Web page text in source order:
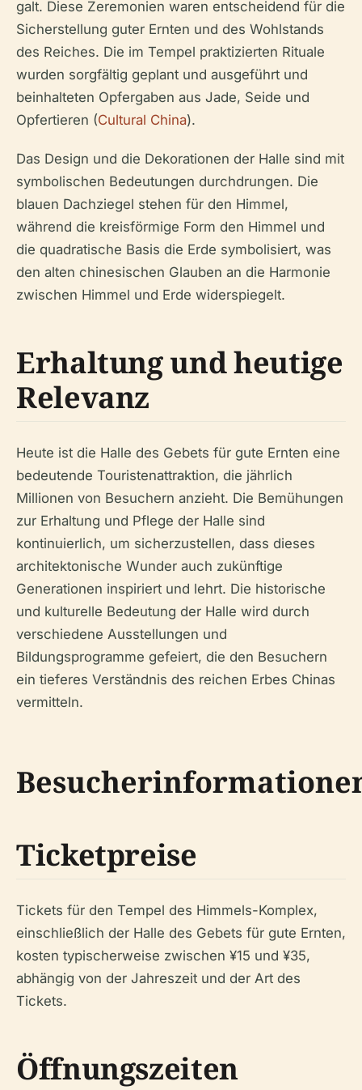
galt. Diese Zeremonien waren entscheidend für die
Sicherstellung guter Ernten und des Wohlstands
des Reiches. Die im Tempel praktizierten Rituale
wurden sorgfältig geplant und ausgeführt und
beinhalteten Opfergaben aus Jade, Seide und
Opfertieren (Cultural China).
Das Design und die Dekorationen der Halle sind mit
symbolischen Bedeutungen durchdrungen. Die
blauen Dachziegel stehen für den Himmel,
während die kreisförmige Form den Himmel und
die quadratische Basis die Erde symbolisiert, was
den alten chinesischen Glauben an die Harmonie
zwischen Himmel und Erde widerspiegelt.
Erhaltung und heutige
Relevanz
Heute ist die Halle des Gebets für gute Ernten eine
bedeutende Touristenattraktion, die jährlich
Millionen von Besuchern anzieht. Die Bemühungen
zur Erhaltung und Pflege der Halle sind
kontinuierlich, um sicherzustellen, dass dieses
architektonische Wunder auch zukünftige
Generationen inspiriert und lehrt. Die historische
und kulturelle Bedeutung der Halle wird durch
verschiedene Ausstellungen und
Bildungsprogramme gefeiert, die den Besuchern
ein tieferes Verständnis des reichen Erbes Chinas
vermitteln.
Ticketpreise
Tickets für den Tempel des Himmels-Komplex,
einschließlich der Halle des Gebets für gute Ernten,
kosten typischerweise zwischen ¥15 und ¥35,
abhängig von der Jahreszeit und der Art des
Tickets.
Öffnungszeiten